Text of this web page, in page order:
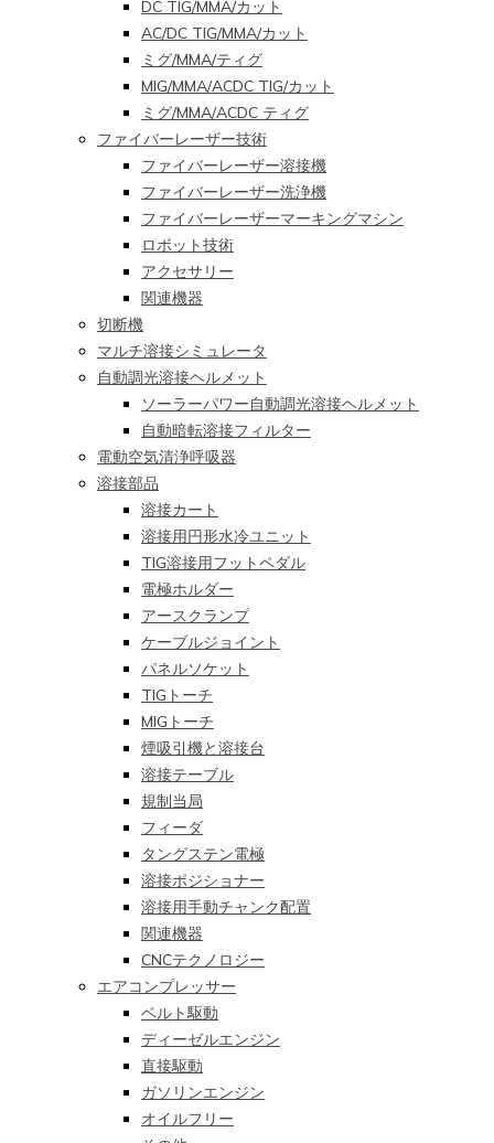
DC TIG/MMA/カット
AC/DC TIG/MMA/カット
ミグ/MMA/ティグ
MIG/MMA/ACDC TIG/カット
ミグ/MMA/ACDC ティグ
ファイバーレーザー技術
ファイバーレーザー溶接機
ファイバーレーザー洗浄機
ファイバーレーザーマーキングマシン
ロボット技術
アクセサリー
関連機器
切断機
マルチ溶接シミュレータ
自動調光溶接ヘルメット
ソーラーパワー自動調光溶接ヘルメット
自動暗転溶接フィルター
電動空気清浄呼吸器
溶接部品
溶接カート
溶接用円形水冷ユニット
TIG溶接用フットペダル
電極ホルダー
アースクランプ
ケーブルジョイント
パネルソケット
TIGトーチ
MIGトーチ
煙吸引機と溶接台
溶接テーブル
規制当局
フィーダ
タングステン電極
溶接ポジショナー
溶接用手動チャンク配置
関連機器
CNCテクノロジー
エアコンプレッサー
ベルト駆動
ディーゼルエンジン
直接駆動
ガソリンエンジン
オイルフリー